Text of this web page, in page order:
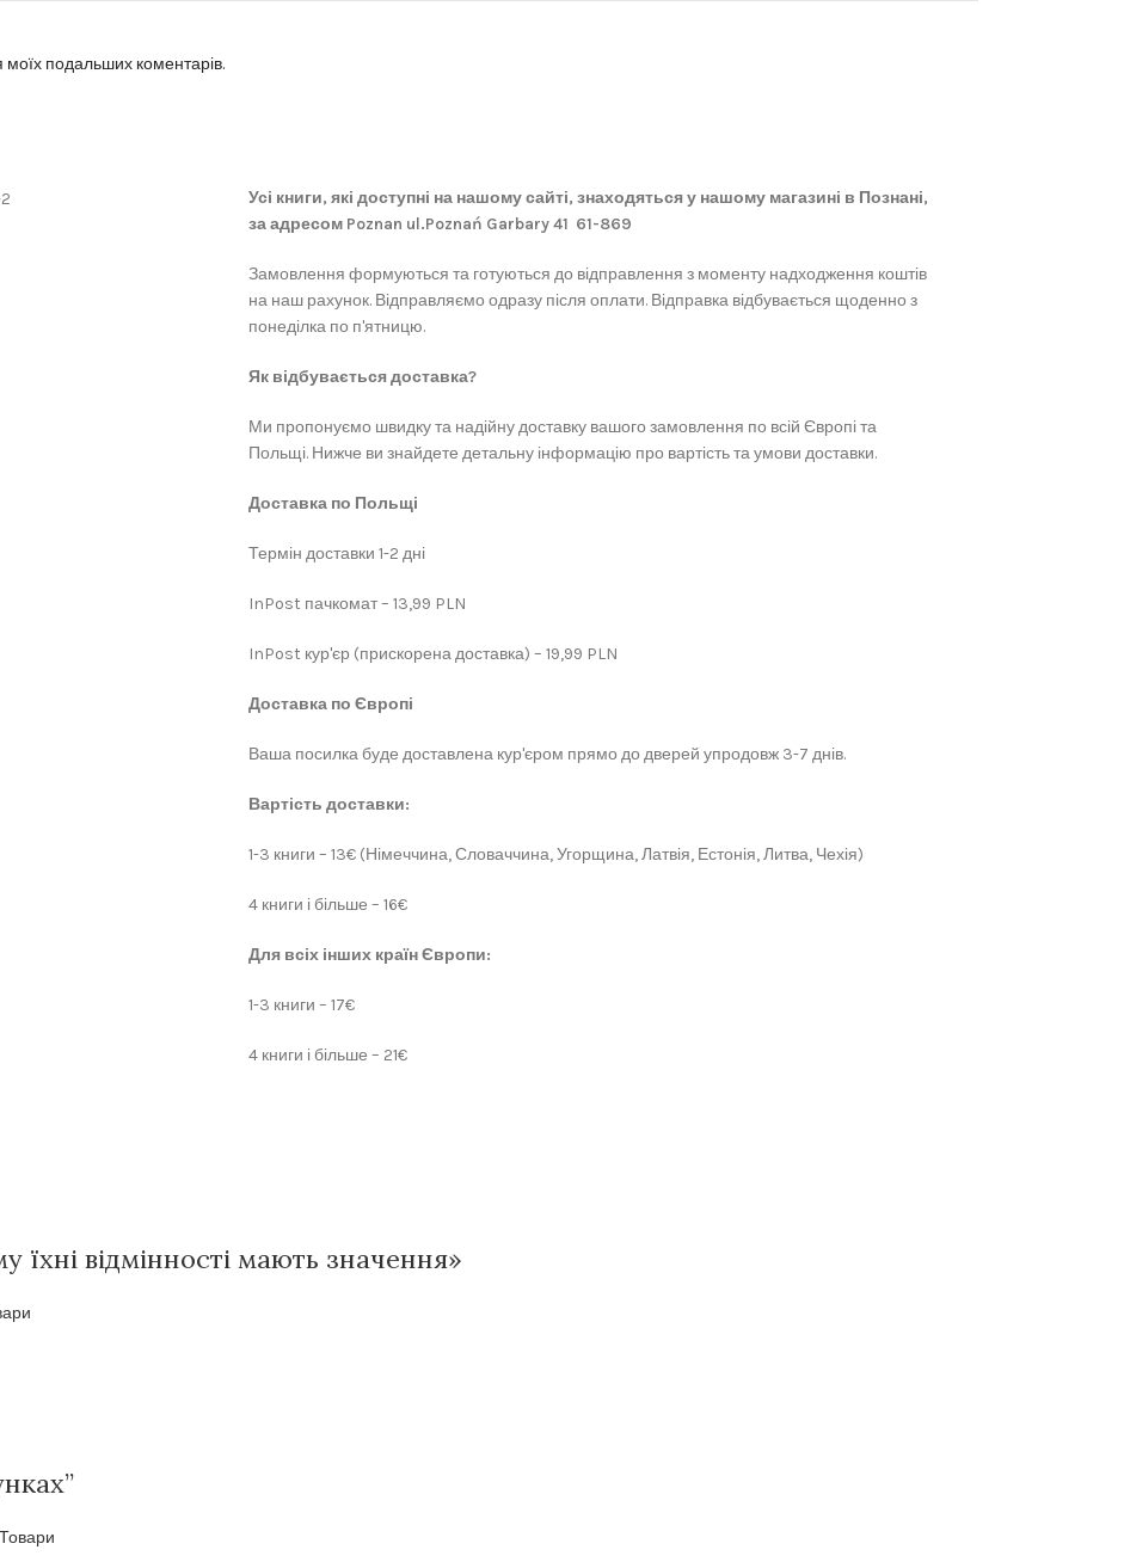
моїх подальших коментарів.
Усі книги, які доступні на нашому сайті, знаходяться у нашому магазині в Познані,
за адресом Poznan ul.Poznań Garbary 41 61-869
Замовлення формуються та готуються до відправлення з моменту надходження коштів
на наш рахунок. Відправляємо одразу після оплати. Відправка відбувається щоденно з
понеділка по п'ятницю.
Як відбувається доставка?
Ми пропонуємо швидку та надійну доставку вашого замовлення по всій Європі та
Польщі. Нижче ви знайдете детальну інформацію про вартість та умови доставки.
Доставка по Польщі
Термін доставки 1-2 дні
InPost пачкомат – 13,99 PLN
InPost кур'єр (прискорена доставка) – 19,99 PLN
Доставка по Європі
Ваша посилка буде доставлена кур'єром прямо до дверей упродовж 3-7 днів.
Вартість доставки:
1-3 книги – 13€ (Німеччина, Словаччина, Угорщина, Латвія, Естонія, Литва, Чехія)
4 книги і більше – 16€
Для всіх інших країн Європи:
1-3 книги – 17€
4 книги і більше – 21€
їхні відмінності мають значення»